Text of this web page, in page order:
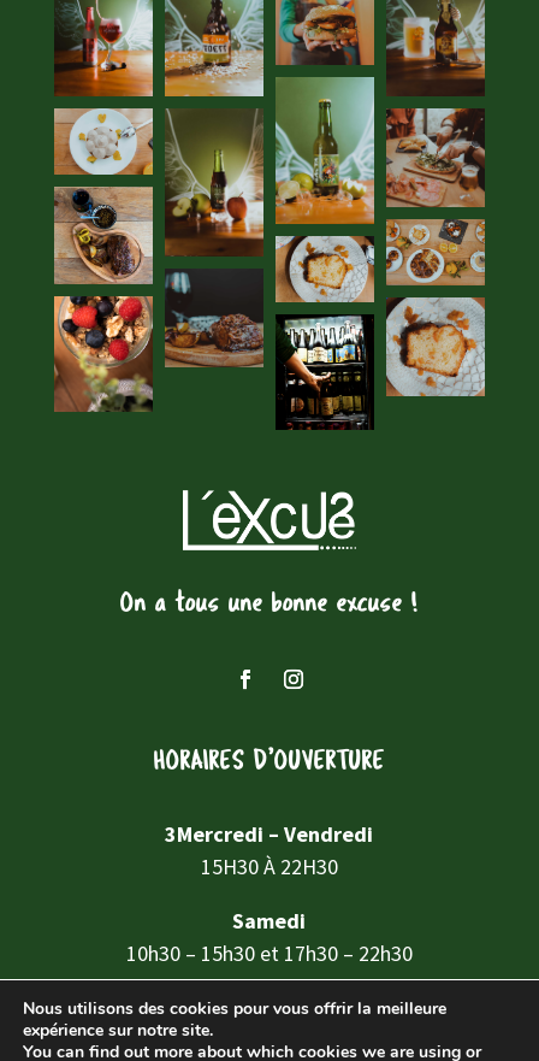
On a tous une bonne excuse !
HORAIRES D’OUVERTURE
3Mercredi – Vendredi
15H30 À 22H30
Samedi
10h30 – 15h30 et 17h30 – 22h30
©2026Break-Out Company
- Agence de
Nous utilisons des cookies pour vous offrir la meilleure
expérience sur notre site.
You can find out more about which cookies we are using or